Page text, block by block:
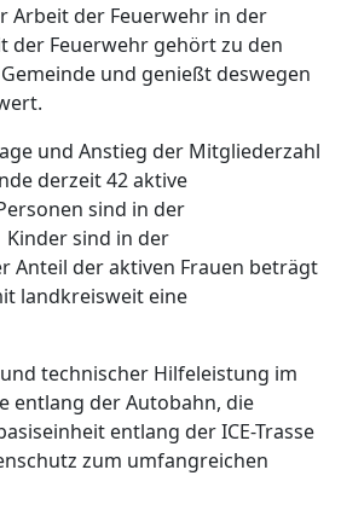
Arbeit der Feuerwehr in der
der Feuerwehr gehört zu den
und genießt deswegen
und Anstieg der Mitgliederzahl
derzeit 42 aktive
sind in der
Kinder sind in der
Anteil der aktiven Frauen beträgt
landkreisweit eine
technischer Hilfeleistung im
entlang der Autobahn, die
entlang der ICE-Trasse
zum umfangreichen